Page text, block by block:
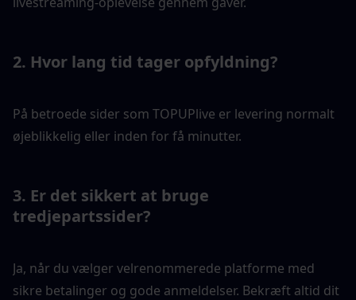
2. Hvor lang tid tager opfyldning?
På betroede sider som TOPUPlive er levering normalt
øjeblikkelig eller inden for få minutter.
3. Er det sikkert at bruge
tredjepartssider?
Ja, når du vælger velrenommerede platforme med
sikre betalinger og gode anmeldelser. Bekræft altid dit